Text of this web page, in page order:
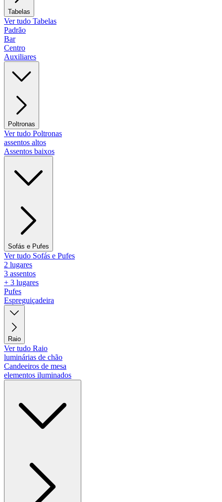
Tabelas
Ver tudo Tabelas
Padrão
Bar
Centro
Auxiliares
Poltronas
Ver tudo Poltronas
assentos altos
Assentos baixos
Sofás e Pufes
Ver tudo Sofás e Pufes
2 lugares
3 assentos
+ 3 lugares
Pufes
Espreguiçadeira
Raio
Ver tudo Raio
luminárias de chão
Candeeiros de mesa
elementos iluminados